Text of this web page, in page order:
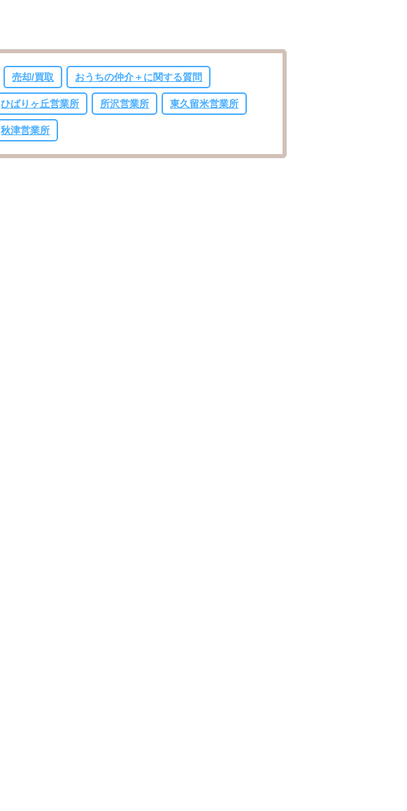
売却/買取 おうちの仲介＋に関する質問
ひばりヶ丘営業所 所沢営業所 東久留米営業所
秋津営業所